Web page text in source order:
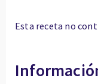
Esta receta no